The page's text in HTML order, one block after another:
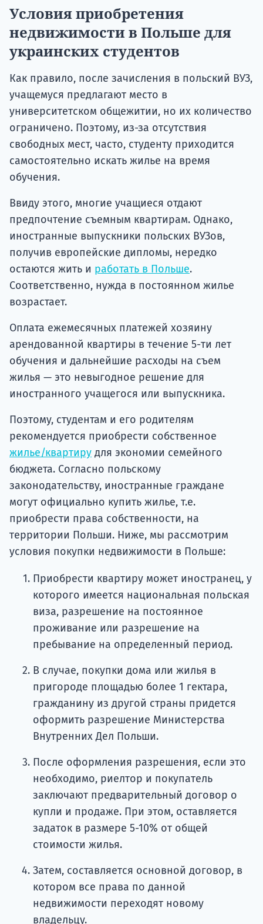
Условия приобретения
недвижимости в Польше для
украинских студентов
Как правило, после зачисления в польский ВУЗ,
учащемуся предлагают место в
университетском общежитии, но их количество
ограничено. Поэтому, из-за отсутствия
свободных мест, часто, студенту приходится
самостоятельно искать жилье на время
обучения.
Ввиду этого, многие учащиеся отдают
предпочтение съемным квартирам. Однако,
иностранные выпускники польских ВУЗов,
получив европейские дипломы, нередко
остаются жить и работать в Польше.
Соответственно, нужда в постоянном жилье
возрастает.
Оплата ежемесячных платежей хозяину
арендованной квартиры в течение 5-ти лет
обучения и дальнейшие расходы на съем
жилья — это невыгодное решение для
иностранного учащегося или выпускника.
Поэтому, студентам и его родителям
рекомендуется приобрести собственное
жилье/квартиру для экономии семейного
бюджета. Согласно польскому
законодательству, иностранные граждане
могут официально купить жилье, т.е.
приобрести права собственности, на
территории Польши. Ниже, мы рассмотрим
условия покупки недвижимости в Польше:
Приобрести квартиру может иностранец, у
которого имеется национальная польская
виза, разрешение на постоянное
проживание или разрешение на
пребывание на определенный период.
В случае, покупки дома или жилья в
пригороде площадью более 1 гектара,
гражданину из другой страны придется
оформить разрешение Министерства
Внутренних Дел Польши.
После оформления разрешения, если это
необходимо, риелтор и покупатель
заключают предварительный договор о
купли и продаже. При этом, оставляется
задаток в размере 5-10% от общей
стоимости жилья.
Затем, составляется основной договор, в
котором все права по данной
недвижимости переходят новому
владельцу.